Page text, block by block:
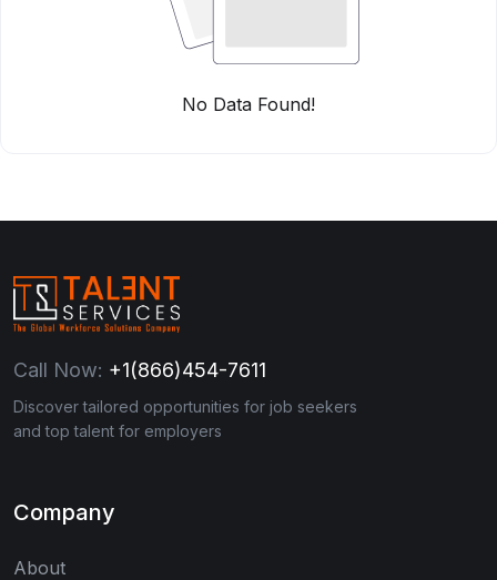
No Data Found!
Call Now: +1(866)454-7611
Discover tailored opportunities for job seekers
and top talent for employers
Company
About